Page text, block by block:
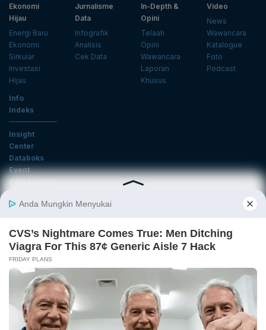
Ekonomi
Hijau
Energi Baru
Ekonomi
Sirkular
Investasi
Hijau
Jurnalisme
Data
Infografik
Analisis
Cek Data
In-Depth &
Opini
Telaah
Opini
Wawancara
Laporan
Khusus
Video
News
Wawancara
Katalogue
Foto
Podcast
Info
Indeks
Insight
Center
Databoks
Event
KatadataOto
Email
Daftar
Tentang Katadata Advertising Karier
Pedoman Media Siber
Kebijakan Privasi
Disclaimer Hubungi Kami